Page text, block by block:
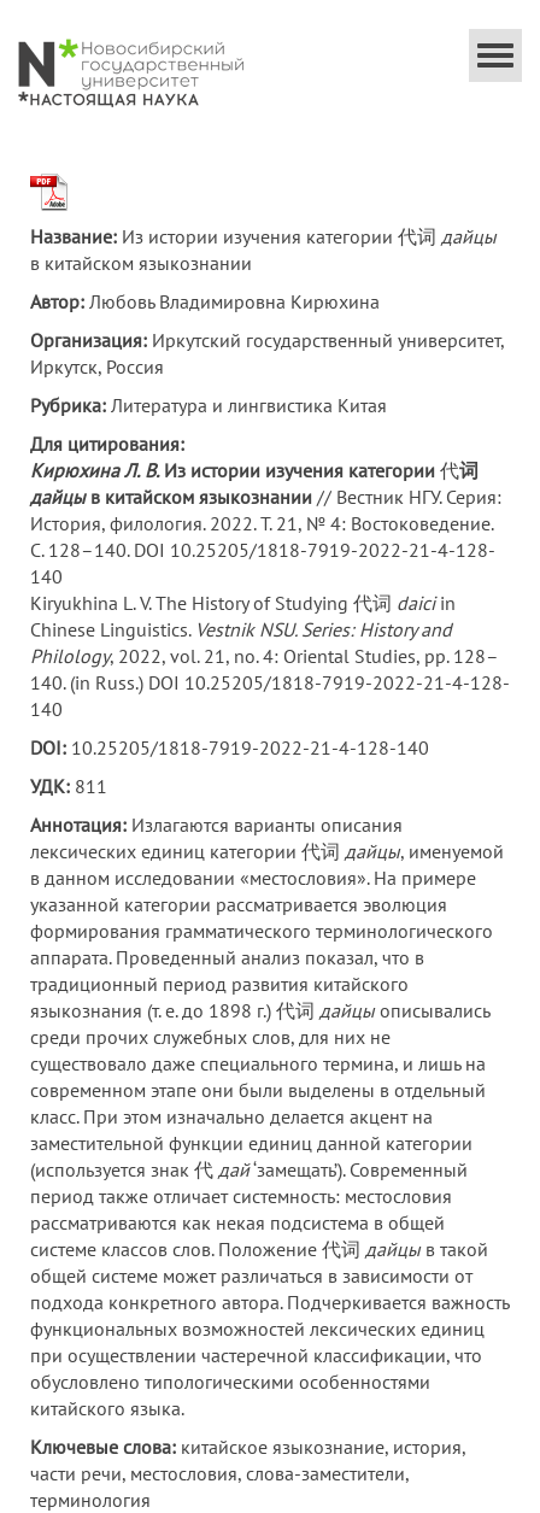
Название: Из истории изучения категории 代词 дайцы
в китайском языкознании
Автор: Любовь Владимировна Кирюхина
Организация: Иркутский государственный университет,
Иркутск, Россия
Рубрика: Литература и лингвистика Китая
Для цитирования:
Кирюхина Л. В.Из истории изучения категории 代词
дайцыв китайском языкознании // Вестник НГУ. Серия:
История, филология. 2022. Т. 21, № 4: Востоковедение.
С. 128–140. DOI 10.25205/1818-7919-2022-21-4-128-
140
Kiryukhina L. V. The History of Studying 代词 daiciin
Chinese Linguistics. Vestnik NSU. Series: History and
Philology, 2022, vol. 21, no. 4: Oriental Studies, pp. 128–
140. (in Russ.) DOI 10.25205/1818-7919-2022-21-4-128-
140
DOI: 10.25205/1818-7919-2022-21-4-128-140
УДК: 811
Аннотация: Излагаются варианты описания
лексических единиц категории 代词 дайцы, именуемой
в данном исследовании «местословия». На примере
указанной категории рассматривается эволюция
формирования грамматического терминологического
аппарата. Проведенный анализ показал, что в
традиционный период развития китайского
языкознания (т. е. до 1898 г.) 代词 дайцыописывались
среди прочих служебных слов, для них не
существовало даже специального термина, и лишь на
современном этапе они были выделены в отдельный
класс. При этом изначально делается акцент на
заместительной функции единиц данной категории
(используется знак 代 дай‘замещать’). Современный
период также отличает системность: местословия
рассматриваются как некая подсистема в общей
системе классов слов. Положение 代词 дайцыв такой
общей системе может различаться в зависимости от
подхода конкретного автора. Подчеркивается важность
функциональных возможностей лексических единиц
при осуществлении частеречной классификации, что
обусловлено типологическими особенностями
китайского языка.
Ключевые слова: китайское языкознание, история,
части речи, местословия, слова-заместители,
терминология